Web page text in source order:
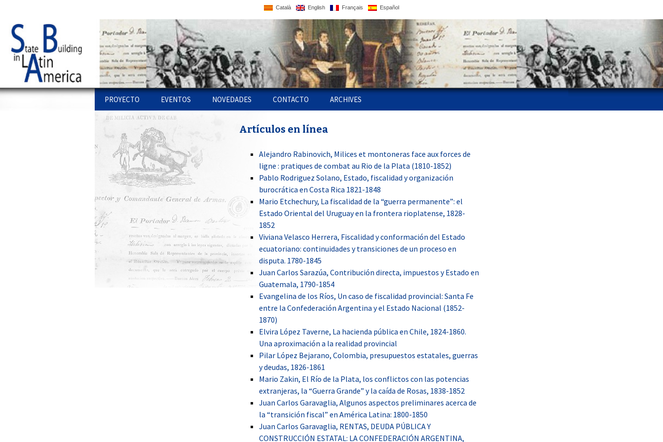
Català English Français Español
Statebglat
Just another WordPress site
Skip to content
PROYECTO
PROYECTO
ENLACES
EQUIPO
INVESTIGACIONES
EVENTOS
STATE BUILDING LATIN
AMERICA: WORKSHOPS Y
COLOQUIOS
FISCALIDAD Y
EUROPA/AMÉRICA,
BARCELONA
COLOQUIO 2010:
SEMANA DE AMÉRICA
LATINA: EL ESTADO
LATINOAMERICANO,
SIGLOS XIX-XX,
BARCELONA
WORKSHOP 2010,
ESTADO Y BUROCRACIA
EN AMÉRICA LATINA,
SIGLO XIX, MONTEVIDEO
Y BUENOS AIRES
SYMPOSIUM 2011 EL
PROYECTO STATE
BUILDING EN SANTIAGO
DE CHILE
PRIMER WORKSHOP
2011: ADMINISTRAR,
SERVIR AL PODER,
SERVIR AL ESTADO,
BARCELONA
SEGUNDO WORKSHOP
2011: GUERRA,
VIOLENCIA Y
CONSTRUCCIÓN DEL
ESTADO. AMÉRICA
LATINA, SIGLO XIX, SAN
JOSÉ DE COSTA RICA
OTROS WORKSHOPS SLAVERY, EMPIRE AND
ABOLITION
FILIPINAS, UN PAÍS
ENTRE DOS IMPERIOS
NEGOCIER
L’OBEISSANCE
ECLIPSE OF EMPIRES.
COLONIAL
RESISTENCE,METROPOLITAN
DECLINE, AND IMPERIAL
CRISES IN THE 19TH AND
20TH CENTURIES
CONSTRUCCIÓN DEL
ESTADO Y BUROCRACIAS
TÉCNICAS EN AMÉRICA
LATINA. SIGLOS XIX Y XX
CORRUPCIÓN, CODICIA Y
BIEN PÚBLICO EN EL
MUNDO HISPÁNICO
(SIGLOS XVII-XX)
CONFERENCIAS
NOVEDADES
CONTROLAR EL
FISCALIDAD Y
CONSTRUCCIÓN
ESTATAL EN EUROPA /
AMÉRICA
JUSTICIA, VIOLENCIA Y
CONSTRUCCIÓN DEL
PUBLICACIONES DEL LA CUESTIÓN FISCAL Y
LA FORMACIÓN DEL
ESTADO DE COSTA RICA
GOBERNAR ES COBRAR.
PODER FISCAL,
RECAUDACIÓN
IMPOSITIVA Y CULTURA
TRIBUTARIA. SANTA FE
LA DISPUTA POR LA
CONSTRUCCIÓN
NACIONAL ARGENTINA.
BUENOS AIRES, LA
CONFEDERACIÓN Y LAS
PROVINCIAS, 1850-1865
FAMILIAS EN LA
TORMENTA. TIERRA,
DE PATRIMONIO EN EL
RÍO DE LA PLATA, SIGLOS
XVIII Y XIX
UN ESTADO A CRÉDITO.
DEUDAS Y
CONFIGURACIÓN
ESTATAL DE LA NUEVA
GRANADA EN LA
PRIMERA MITAD DEL
SIGLO XIX
HIJOS DE MERCURIO,
ESCLAVOS DE MARTE.
PUBLICACIONES DE LOS
INVESTIGADORES
SER SOLDADO EN LAS
GUERRAS DE
INDEPENDENCIA
AU MIROIR DE
HISTORIQUE
LA SOCIÉTÉ GUERRIÉRE
ARTÍCULOS EN LÍNEA
CONTACTO ARCHIVES
Artículos en línea
Alejandro Rabinovich, Milices et montoneras face aux forces de
ligne : pratiques de combat au Rio de la Plata (1810-1852)
Pablo Rodriguez Solano, Estado, fiscalidad y organización
burocrática en Costa Rica 1821-1848
Mario Etchechury, La fiscalidad de la “guerra permanente”: el
Estado Oriental del Uruguay en la frontera rioplatense, 1828-
1852
Viviana Velasco Herrera, Fiscalidad y conformación del Estado
ecuatoriano: continuidades y transiciones de un proceso en
disputa. 1780-1845
Juan Carlos Sarazúa, Contribución directa, impuestos y Estado en
Guatemala, 1790-1854
Evangelina de los Ríos, Un caso de fiscalidad provincial: Santa Fe
entre la Confederación Argentina y el Estado Nacional (1852-
1870)
Elvira López Taverne, La hacienda pública en Chile, 1824-1860.
Una aproximación a la realidad provincial
Pilar López Bejarano, Colombia, presupuestos estatales, guerras
y deudas, 1826-1861
Mario Zakin, El Río de la Plata, los conflictos con las potencias
extranjeras, la “Guerra Grande” y la caída de Rosas, 1838-1852
Juan Carlos Garavaglia, Algunos aspectos preliminares acerca de
la “transición fiscal” en América Latina: 1800-1850
Juan Carlos Garavaglia, RENTAS, DEUDA PÚBLICA Y
CONSTRUCCIÓN ESTATAL: LA CONFEDERACIÓN ARGENTINA,